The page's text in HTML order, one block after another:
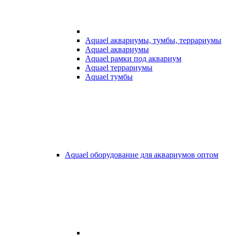
Aquael аквариумы, тумбы, террариумы
Aquael аквариумы
Aquael рамки под аквариум
Aquael террариумы
Aquael тумбы
Aquael оборудование для аквариумов оптом